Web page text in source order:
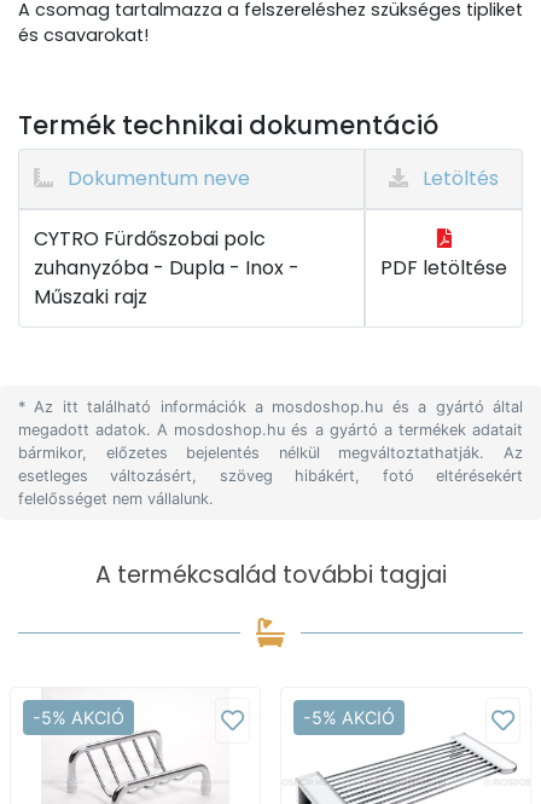
A csomag tartalmazza a felszereléshez szükséges tipliket
és csavarokat!
Termék technikai dokumentáció
Dokumentum neve Letöltés
CYTRO Fürdőszobai polc
zuhanyzóba - Dupla - Inox -
Műszaki rajz
PDF letöltése
* Az itt található információk a mosdoshop.hu és a gyártó által
megadott adatok. A mosdoshop.hu és a gyártó a termékek adatait
bármikor, előzetes bejelentés nélkül megváltoztathatják. Az
esetleges változásért, szöveg hibákért, fotó eltérésekért
felelősséget nem vállalunk.
A termékcsalád további tagjai
-5% AKCIÓ -5% AKCIÓ